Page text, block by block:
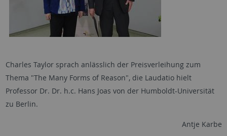
Charles Taylor sprach anlässlich der Preisverleihung zum
Thema "The Many Forms of Reason", die Laudatio hielt
Professor Dr. Dr. h.c. Hans Joas von der Humboldt-Universität
zu Berlin.
Antje Karbe